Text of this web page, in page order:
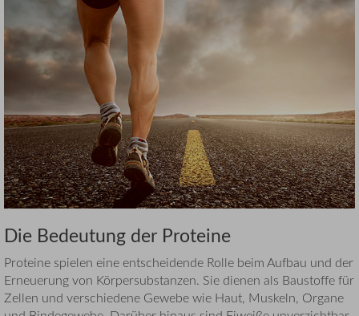
Die Bedeutung der Proteine
Proteine spielen eine entscheidende Rolle beim Aufbau und der
Erneuerung von Körpersubstanzen. Sie dienen als Baustoffe für
Zellen und verschiedene Gewebe wie Haut, Muskeln, Organe